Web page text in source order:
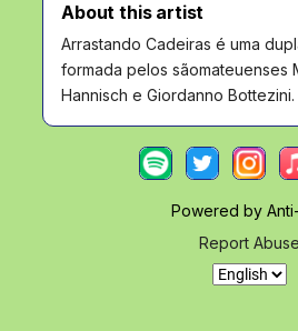
About this artist
Arrastando Cadeiras é uma
formada pelos sãomateuenses
Hannisch e Giordanno Bottezini.
Powered by
Report Abuse